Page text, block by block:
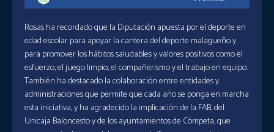
Rosas ha recordado que la Diputación apuesta por el deporte en
edad escolar para apoyar la cantera del deporte malagueño y
para promover los hábitos saludables y valores positivos como el
esfuerzo, el juego limpio, el compañerismo y el trabajo en equipo.
También ha destacado la colaboración entre entidades y
administraciones que permite que cada año se ponga en marcha
esta iniciativa, y ha agradecido la implicación de la FAB, del
Unicaja Baloncesto y de los ayuntamientos de Cómpeta, que